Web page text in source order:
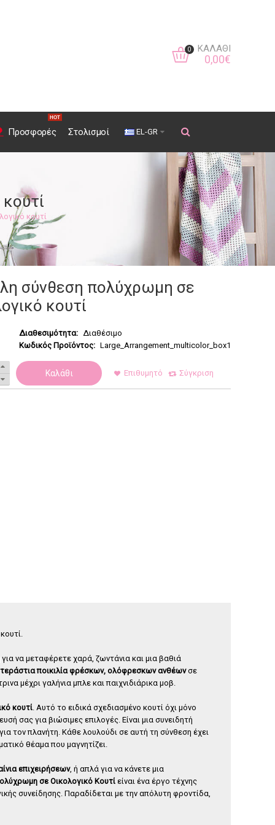
ΚΑΛΆΘΙ
0
0,00€
Προσφορές
HOT
Στολισμοί EL-GR
κουτί
σύνθεση πολύχρωμη σε
κουτί
Διαθεσιμότητα: Διαθέσιμο
Κωδικός Προϊόντος: Large_Arrangement_multicolor_box1
Καλάθι Επιθυμητό Σύγκριση
για να μεταφέρετε χαρά, ζωντάνια και μια βαθιά
τεράστια ποικιλία φρέσκων, ολόφρεσκων ανθέωνσε
μέχρι γαλήνια μπλε και παιχνιδιάρικα μοβ.
κουτί. Αυτό το ειδικά σχεδιασμένο κουτί όχι μόνο
σας για βιώσιμες επιλογές. Είναι μια συνειδητή
τον πλανήτη. Κάθε λουλούδι σε αυτή τη σύνθεση έχει
θέαμα που μαγνητίζει.
επιχειρήσεων, ή απλά για να κάνετε μια
σε Οικολογικό Κουτί είναι ένα έργο τέχνης
συνείδησης. Παραδίδεται με την απόλυτη φροντίδα,